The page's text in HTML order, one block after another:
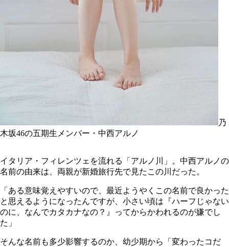
乃
木坂46の五期生メンバー・中西アルノ
イタリア・フィレンツェを流れる「アルノ川」。中西アルノの
名前の由来は、両親が新婚旅行先で見たこの川だった。
「ある意味覚えやすいので、最近ようやくこの名前で良かった
と思えるようになったんですが、小さい頃は『ハーフじゃない
のに、なんでカタカナなの？』ってからかわれるのが嫌でし
た」
そんな名前も多少影響するのか、幼少期から「変わったコだ